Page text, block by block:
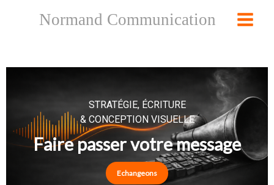
Normand Communication
STRATÉGIE, ÉCRITURE
& CONCEPTION VISUELLE
Faire passer votre message
Echangeons